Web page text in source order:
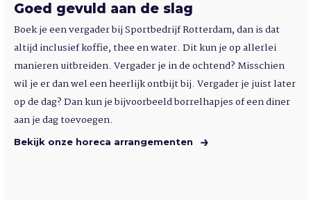
Goed gevuld aan de slag
Boek je een vergader bij Sportbedrijf Rotterdam, dan is dat
altijd inclusief koffie, thee en water. Dit kun je op allerlei
manieren uitbreiden. Vergader je in de ochtend? Misschien
wil je er dan wel een heerlijk ontbijt bij. Vergader je juist later
op de dag? Dan kun je bijvoorbeeld borrelhapjes of een diner
aan je dag toevoegen.
Bekijk onze horeca arrangementen